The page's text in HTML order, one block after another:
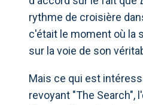
rythme de croisière
c'était le moment où la
sur la voie de son
Mais ce qui est
revoyant "The Search",